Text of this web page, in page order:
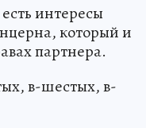
интересы
который и
партнера.
в-шестых, в-